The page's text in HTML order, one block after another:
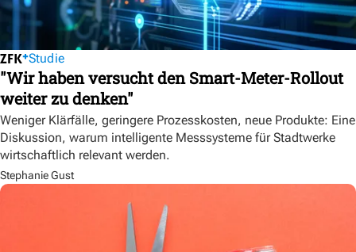
Studie
"Wir haben versucht den Smart-Meter-Rollout
weiter zu denken"
Weniger Klärfälle, geringere Prozesskosten, neue Produkte: Eine
Diskussion, warum intelligente Messsysteme für Stadtwerke
wirtschaftlich relevant werden.
Stephanie Gust